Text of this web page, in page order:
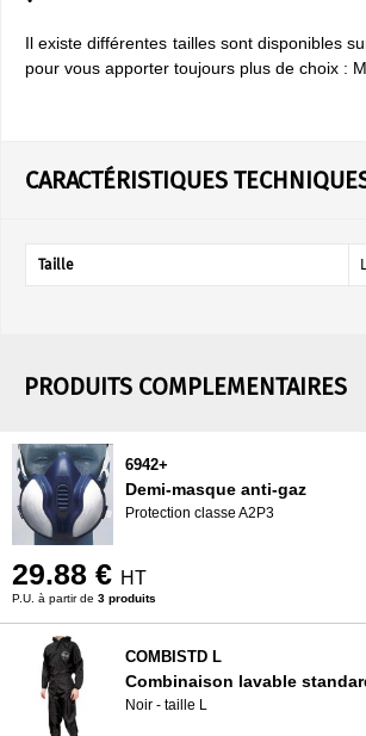
Il existe différentes tailles sont disponibles
pour vous apporter toujours plus de choix :
CARACTÉRISTIQUES
Taille L
PRODUITS COMPLEMENTAIRES
6942+
Demi-masque anti-gaz
Protection classe A2P3
29.88 € HT
P.U. à partir de 3 produits
COMBISTD L
Combinaison lavable
Noir - taille L